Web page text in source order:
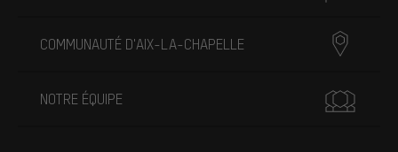
COMMUNAUTÉ D'AIX-LA-CHAPELLE
NOTRE ÉQUIPE